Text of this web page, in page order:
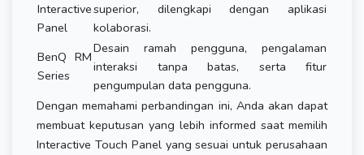
Interactive
Panel
superior, dilengkapi dengan aplikasi
kolaborasi.
BenQ RM
Series
Desain ramah pengguna, pengalaman
interaksi tanpa batas, serta fitur
pengumpulan data pengguna.
Dengan memahami perbandingan ini, Anda akan dapat
membuat keputusan yang lebih informed saat memilih
Interactive Touch Panel yang sesuai untuk perusahaan